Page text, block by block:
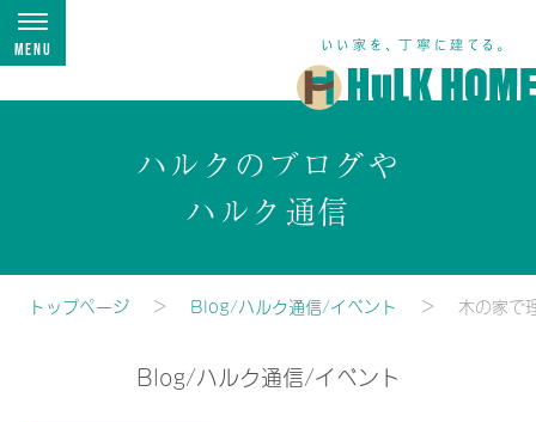
Menu
ハルクのブログや
ハルク通信
トップページ Blog/ハルク通信/イベント 木の家で
Blog/ハルク通信/イベント